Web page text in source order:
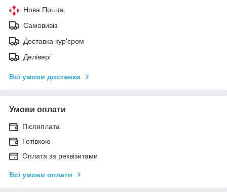
Нова Пошта
Самовивіз
Доставка кур'єром
Делівері
Всі умови доставки
Умови оплати
Післяплата
Готівкою
Оплата за реквізитами
Всі умови оплати